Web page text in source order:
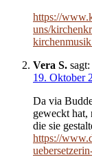
https://
uns/
Vera S. sagt:
19. Oktober
Da via
geweckt hat,
die sie
https://